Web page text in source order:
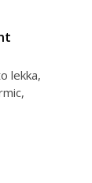
lekka,